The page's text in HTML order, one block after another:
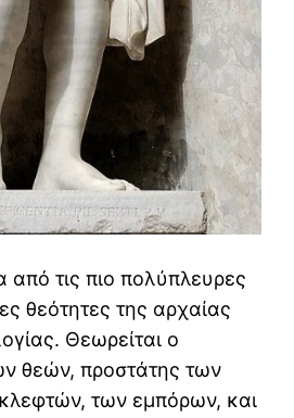
από τις πιο πολύπλευρες
θεότητες της αρχαίας
Θεωρείται ο
θεών, προστάτης των
των εμπόρων, και